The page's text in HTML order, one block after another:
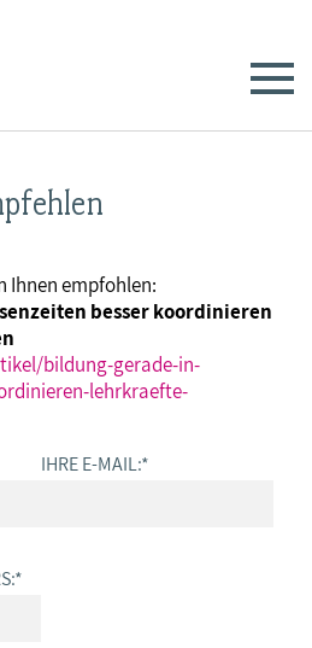
Ihnen empfohlen:
besser koordinieren
bildung-gerade-in-
lehrkraefte-
IHRE E-MAIL:*
*